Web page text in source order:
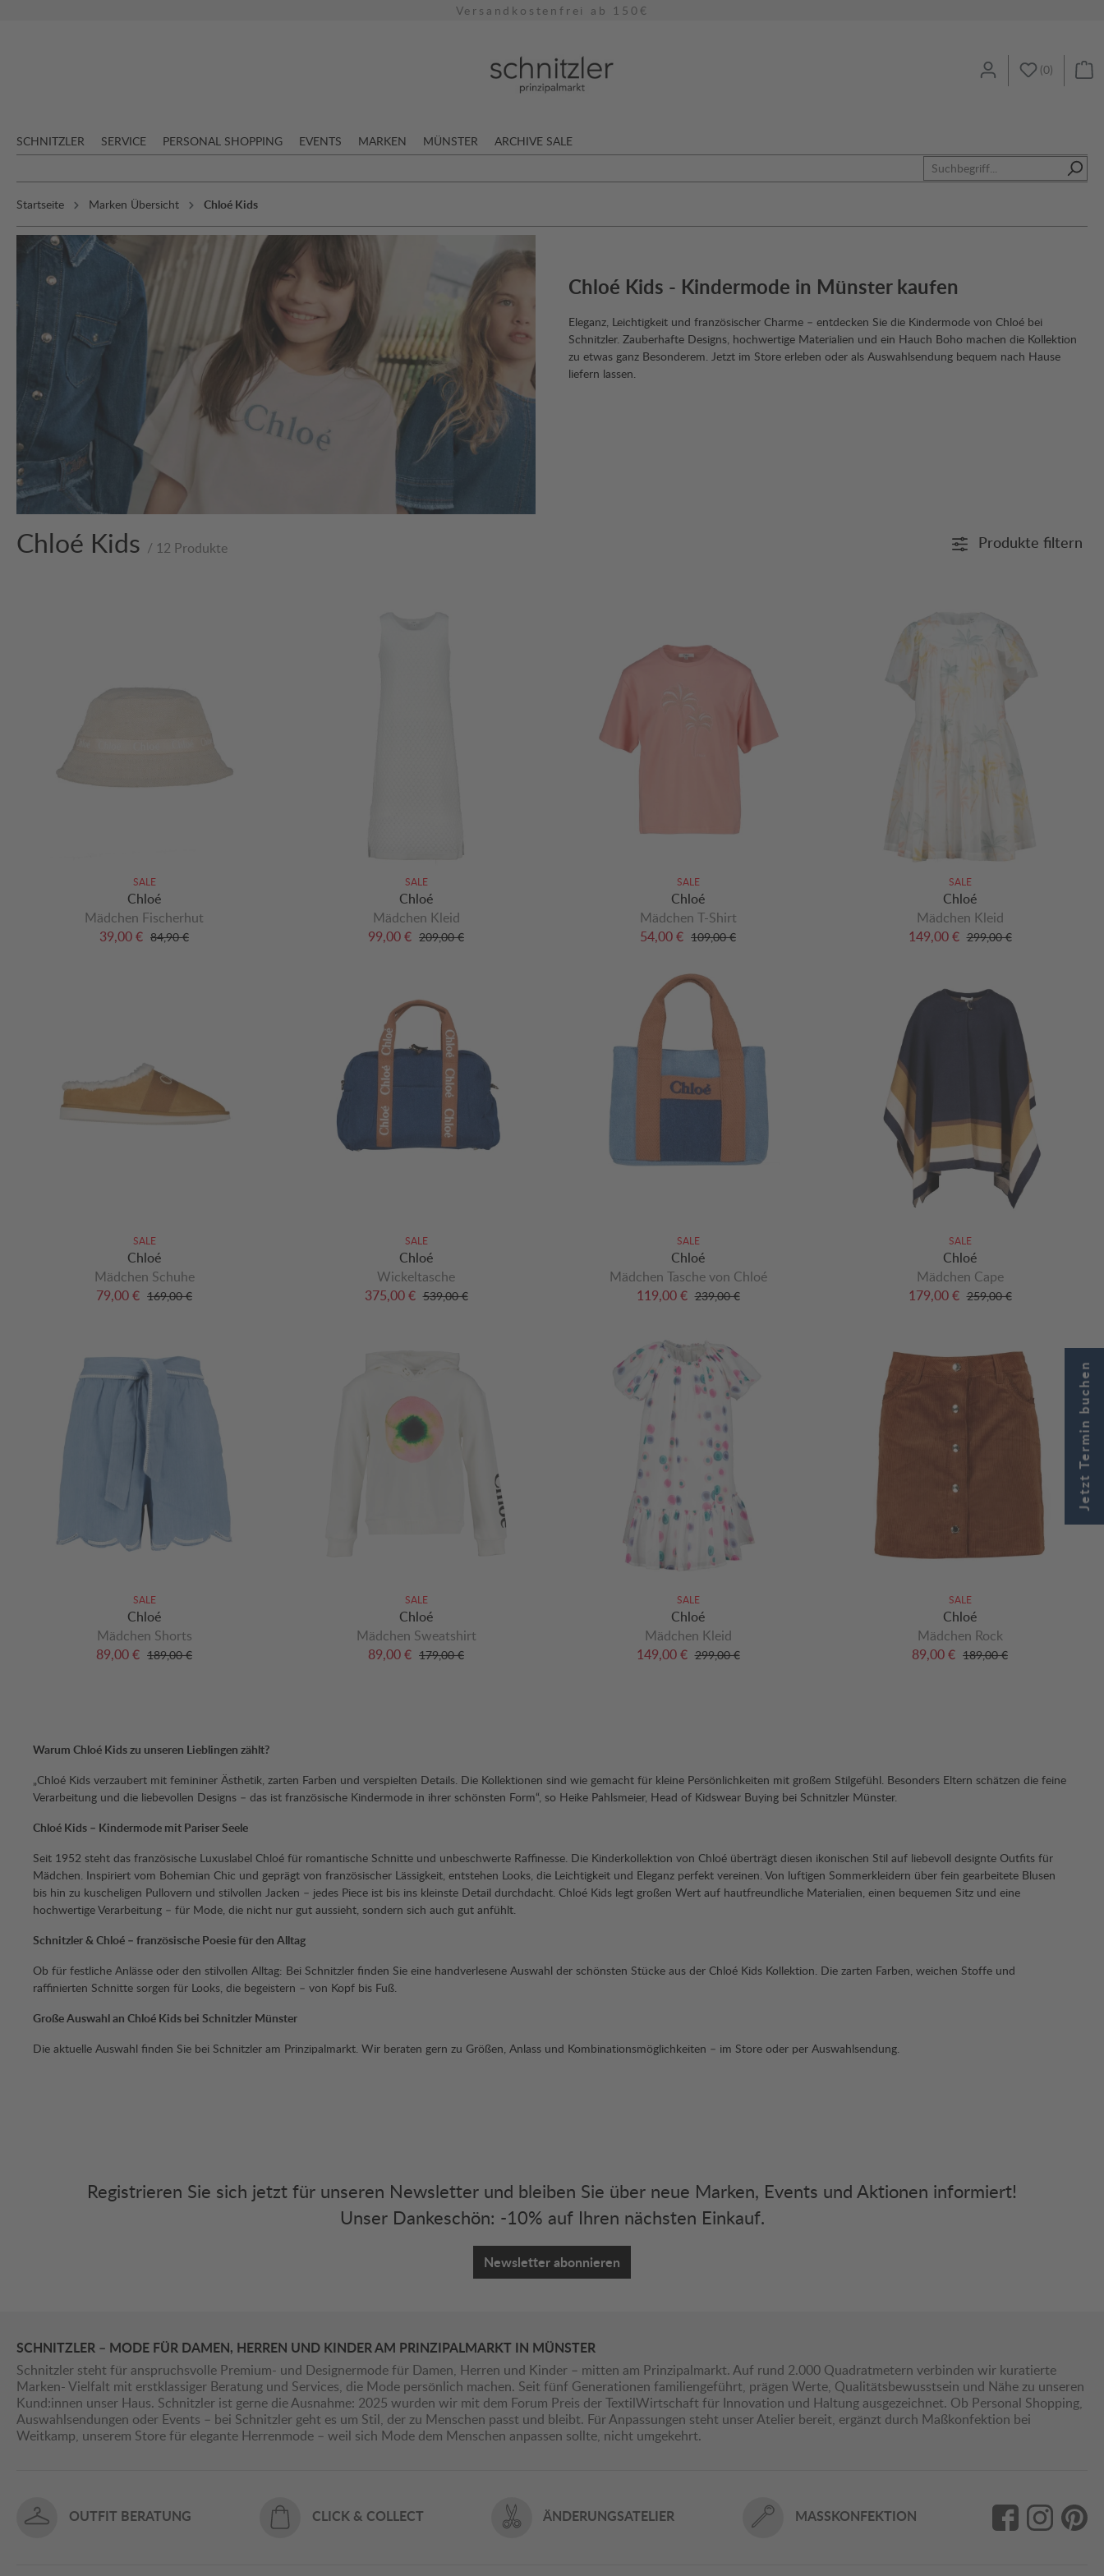
Versandkostenfrei ab 150€
(0)
SCHNITZLER SERVICE PERSONAL SHOPPING EVENTS MARKEN MÜNSTER ARCHIVE SALE
Startseite Marken Übersicht Chloé Kids
Chloé Kids - Kindermode in Münster kaufen
Eleganz, Leichtigkeit und französischer Charme – entdecken Sie die Kindermode von Chloé bei
Schnitzler. Zauberhafte Designs, hochwertige Materialien und ein Hauch Boho machen die Kollektion
zu etwas ganz Besonderem. Jetzt im Store erleben oder als Auswahlsendung bequem nach Hause
liefern lassen.
Chloé Kids / 12 Produkte Produkte filtern
SALE
Chloé
Mädchen Fischerhut
39,00 € 84,90 €
SALE
Chloé
Mädchen Kleid
99,00 € 209,00 €
SALE
Chloé
Mädchen T-Shirt
54,00 € 109,00 €
SALE
Chloé
Mädchen Kleid
149,00 € 299,00 €
SALE
Chloé
Mädchen Schuhe
79,00 € 169,00 €
SALE
Chloé
Wickeltasche
375,00 € 539,00 €
SALE
Chloé
Mädchen Tasche von Chloé
119,00 € 239,00 €
SALE
Chloé
Mädchen Cape
179,00 € 259,00 €
SALE
Chloé
Mädchen Shorts
89,00 € 189,00 €
SALE
Chloé
Mädchen Sweatshirt
89,00 € 179,00 €
SALE
Chloé
Mädchen Kleid
149,00 € 299,00 €
SALE
Chloé
Mädchen Rock
89,00 € 189,00 €
Warum Chloé Kids zu unseren Lieblingen zählt?
„Chloé Kids verzaubert mit femininer Ästhetik, zarten Farben und verspielten Details. Die Kollektionen sind wie gemacht für kleine Persönlichkeiten mit großem Stilgefühl. Besonders Eltern schätzen die feine
Verarbeitung und die liebevollen Designs – das ist französische Kindermode in ihrer schönsten Form“, so Heike Pahlsmeier, Head of Kidswear Buying bei Schnitzler Münster.
Chloé Kids – Kindermode mit Pariser Seele
Seit 1952 steht das französische Luxuslabel Chloé für romantische Schnitte und unbeschwerte Raffinesse. Die Kinderkollektion von Chloé überträgt diesen ikonischen Stil auf liebevoll designte Outfits für
Mädchen. Inspiriert vom Bohemian Chic und geprägt von französischer Lässigkeit, entstehen Looks, die Leichtigkeit und Eleganz perfekt vereinen. Von luftigen Sommerkleidern über fein gearbeitete Blusen
bis hin zu kuscheligen Pullovern und stilvollen Jacken – jedes Piece ist bis ins kleinste Detail durchdacht. Chloé Kids legt großen Wert auf hautfreundliche Materialien, einen bequemen Sitz und eine
hochwertige Verarbeitung – für Mode, die nicht nur gut aussieht, sondern sich auch gut anfühlt.
Schnitzler & Chloé – französische Poesie für den Alltag
Ob für festliche Anlässe oder den stilvollen Alltag: Bei Schnitzler finden Sie eine handverlesene Auswahl der schönsten Stücke aus der Chloé Kids Kollektion. Die zarten Farben, weichen Stoffe und
raffinierten Schnitte sorgen für Looks, die begeistern – von Kopf bis Fuß.
Große Auswahl an Chloé Kids bei Schnitzler Münster
Die aktuelle Auswahl finden Sie bei Schnitzler am Prinzipalmarkt. Wir beraten gern zu Größen, Anlass und Kombinationsmöglichkeiten – im Store oder per Auswahlsendung.
Registrieren Sie sich jetzt für unseren Newsletter und bleiben Sie über neue Marken, Events und Aktionen informiert!
Unser Dankeschön: -10% auf Ihren nächsten Einkauf.
Newsletter abonnieren
SCHNITZLER – MODE FÜR DAMEN, HERREN UND KINDER AM PRINZIPALMARKT IN MÜNSTER
Schnitzler steht für anspruchsvolle Premium- und Designermode für Damen, Herren und Kinder – mitten am Prinzipalmarkt. Auf rund 2.000 Quadratmetern verbinden wir kuratierte
Marken- Vielfalt mit erstklassiger Beratung und Services, die Mode persönlich machen. Seit fünf Generationen familiengeführt, prägen Werte, Qualitätsbewusstsein und Nähe zu unseren
Kund:innen unser Haus. Schnitzler ist gerne die Ausnahme: 2025 wurden wir mit dem Forum Preis der TextilWirtschaft für Innovation und Haltung ausgezeichnet. Ob Personal Shopping,
Auswahlsendungen oder Events – bei Schnitzler geht es um Stil, der zu Menschen passt und bleibt. Für Anpassungen steht unser Atelier bereit, ergänzt durch Maßkonfektion bei
Weitkamp, unserem Store für elegante Herrenmode – weil sich Mode dem Menschen anpassen sollte, nicht umgekehrt.
OUTFIT BERATUNG CLICK & COLLECT ÄNDERUNGSATELIER MASSKONFEKTION
Jetzt Termin buchen